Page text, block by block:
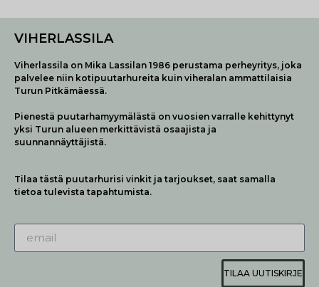
VIHERLASSILA
Viherlassila on Mika Lassilan 1986 perustama perheyritys, joka
palvelee niin kotipuutarhureita kuin viheralan ammattilaisia
Turun Pitkämäessä.
Pienestä puutarhamyymälästä on vuosien varralle kehittynyt
yksi Turun alueen merkittävistä osaajista ja
suunnannäyttäjistä.
Tilaa tästä puutarhurisi vinkit ja tarjoukset, saat samalla
tietoa tulevista tapahtumista.
TILAA UUTISKIRJE